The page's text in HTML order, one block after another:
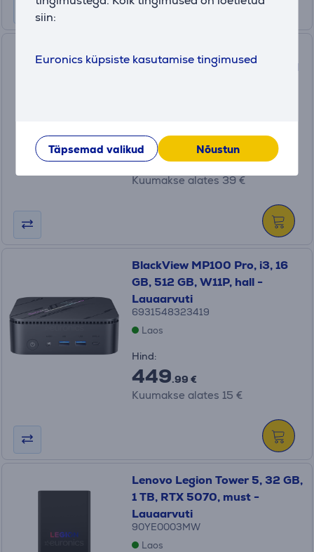
siin:
Euronics küpsiste kasutamise tingimused
Täpsemad valikud Nõustun
16 GB, 512 GB, RTX 5060, hall
Hind:
1149 €
Kuumakse alates 39 €
BlackView MP100 Pro, i3, 16
GB, 512 GB, W11P, hall -
Lauaarvuti
6931548323419
Laos
Hind:
449.99 €
Kuumakse alates 15 €
Lenovo Legion Tower 5, 32 GB,
1 TB, RTX 5070, must -
Lauaarvuti
90YE0003MW
Laos